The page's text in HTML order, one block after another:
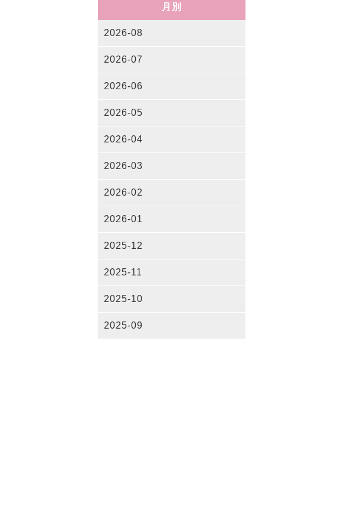
月別
2026-08
2026-07
2026-06
2026-05
2026-04
2026-03
2026-02
2026-01
2025-12
2025-11
2025-10
2025-09